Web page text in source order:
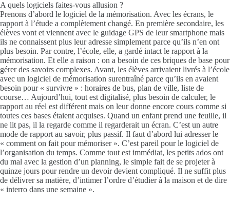
A quels logiciels faites-vous allusion ?
Prenons d’abord le logiciel de la mémorisation. Avec les écrans, le
rapport à l’étude a complètement changé. En première secondaire, les
élèves vont et viennent avec le guidage GPS de leur smartphone mais
ils ne connaissent plus leur adresse simplement parce qu’ils n’en ont
plus besoin. Par contre, l’école, elle, a gardé intact le rapport à la
mémorisation. Et elle a raison : on a besoin de ces briques de base pour
gérer des savoirs complexes. Avant, les élèves arrivaient livrés à l’école
avec un logiciel de mémorisation surentraîné parce qu’ils en avaient
besoin pour « survivre » : horaires de bus, plan de ville, liste de
course… Aujourd’hui, tout est digitalisé, plus besoin de calculer, le
rapport au réel est différent mais on leur donne encore cours comme si
toutes ces bases étaient acquises. Quand un enfant prend une feuille, il
ne lit pas, il la regarde comme il regarderait un écran. C’est un autre
mode de rapport au savoir, plus passif. Il faut d’abord lui adresser le
« comment on fait pour mémoriser ». C’est pareil pour le logiciel de
l’organisation du temps. Comme tout est immédiat, les petits ados ont
du mal avec la gestion d’un planning, le simple fait de se projeter à
quinze jours pour rendre un devoir devient compliqué. Il ne suffit plus
de délivrer sa matière, d’intimer l’ordre d’étudier à la maison et de dire
« interro dans une semaine ».